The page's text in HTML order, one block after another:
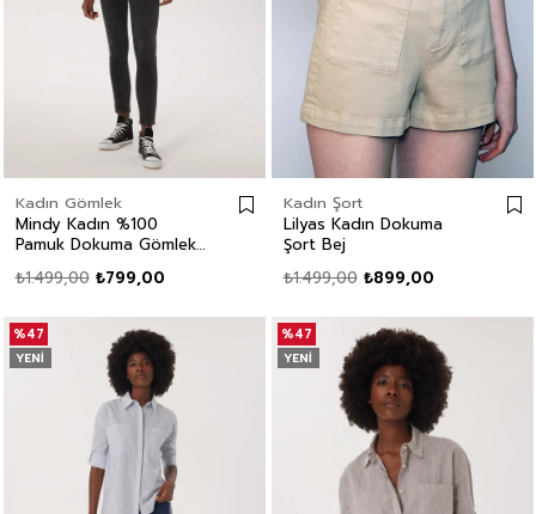
Kadın Gömlek
Mindy Kadın %100
Pamuk Dokuma Gömlek
₺799,00
₺1.499,00
Kadın Şort
Lilyas Kadın Dokuma
Şort Bej
₺899,00
₺1.499,00
%47
YENI
%47
YENI